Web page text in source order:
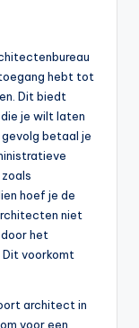
hebt tot
Dit biedt
je wilt laten
betaal je
hoef je de
niet
het
Dit voorkomt
architect in
voor een